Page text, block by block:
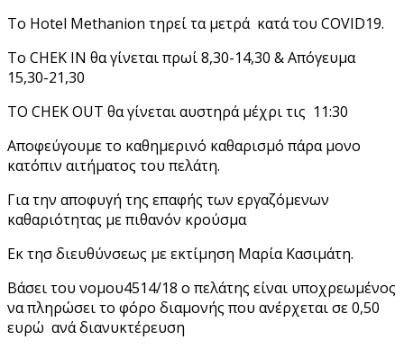
Το Hotel Methanion τηρεί τα μετρά κατά του COVID19.
Το CHEK IN θα γίνεται πρωί 8,30-14,30 & Απόγευμα
15,30-21,30
ΤΟ CHEK OUT θα γίνεται αυστηρά μέχρι τις 11:30
Αποφεύγουμε το καθημερινό καθαρισμό πάρα μονο
κατόπιν αιτήματος του πελάτη.
Για την αποφυγή της επαφής των εργαζόμενων
καθαριότητας με πιθανόν κρούσμα
Εκ τησ διευθύνσεως με εκτίμηση Μαρία Κασιμάτη.
Βάσει του νομου4514/18 ο πελάτης είναι υποχρεωμένος
να πληρώσει το φόρο διαμονής που ανέρχεται σε 0,50
ευρώ ανά διανυκτέρευση